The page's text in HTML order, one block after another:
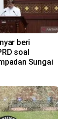
beri
soal
Sungai